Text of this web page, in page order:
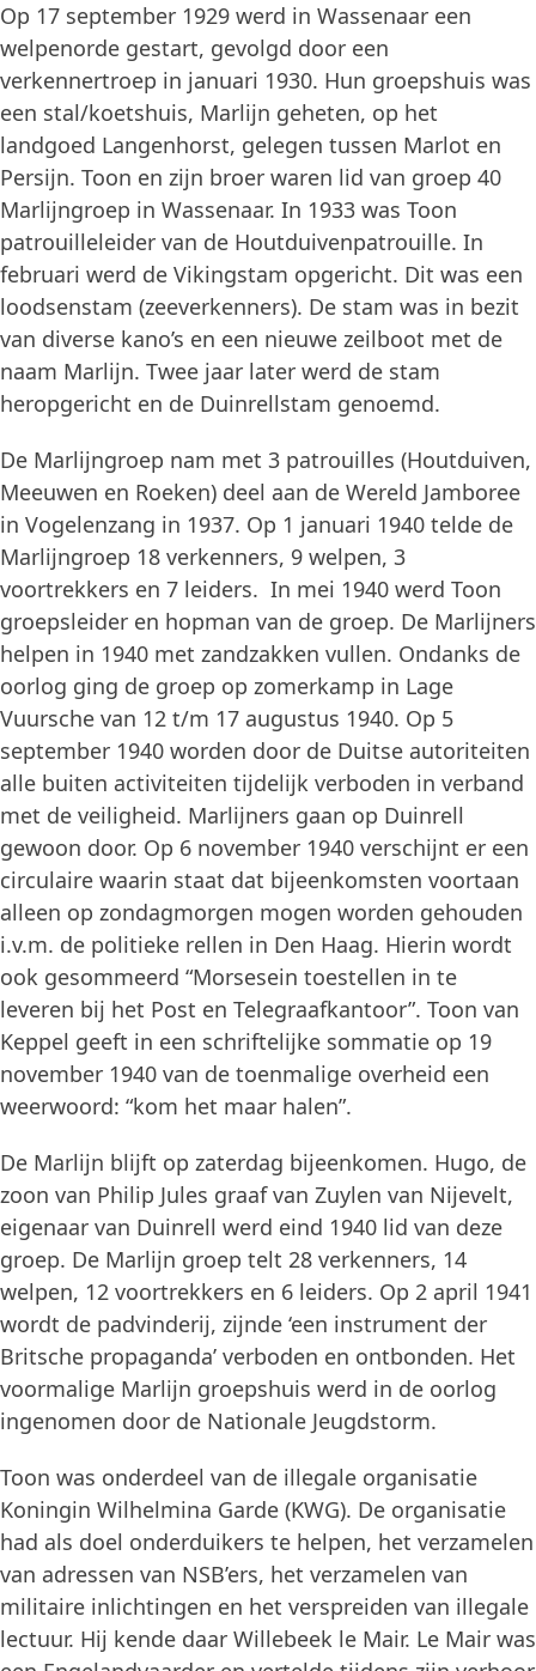
Op 17 september 1929 werd in Wassenaar een
welpenorde gestart, gevolgd door een
verkennertroep in januari 1930. Hun groepshuis was
een stal/koetshuis, Marlijn geheten, op het
landgoed Langenhorst, gelegen tussen Marlot en
Persijn. Toon en zijn broer waren lid van groep 40
Marlijngroep in Wassenaar. In 1933 was Toon
patrouilleleider van de Houtduivenpatrouille. In
februari werd de Vikingstam opgericht. Dit was een
loodsenstam (zeeverkenners). De stam was in bezit
van diverse kano’s en een nieuwe zeilboot met de
naam Marlijn. Twee jaar later werd de stam
heropgericht en de Duinrellstam genoemd.
De Marlijngroep nam met 3 patrouilles (Houtduiven,
Meeuwen en Roeken) deel aan de Wereld Jamboree
in Vogelenzang in 1937. Op 1 januari 1940 telde de
Marlijngroep 18 verkenners, 9 welpen, 3
voortrekkers en 7 leiders. In mei 1940 werd Toon
groepsleider en hopman van de groep. De Marlijners
helpen in 1940 met zandzakken vullen. Ondanks de
oorlog ging de groep op zomerkamp in Lage
Vuursche van 12 t/m 17 augustus 1940. Op 5
september 1940 worden door de Duitse autoriteiten
alle buiten activiteiten tijdelijk verboden in verband
met de veiligheid. Marlijners gaan op Duinrell
gewoon door. Op 6 november 1940 verschijnt er een
circulaire waarin staat dat bijeenkomsten voortaan
alleen op zondagmorgen mogen worden gehouden
i.v.m. de politieke rellen in Den Haag. Hierin wordt
ook gesommeerd “Morsesein toestellen in te
leveren bij het Post en Telegraafkantoor”. Toon van
Keppel geeft in een schriftelijke sommatie op 19
november 1940 van de toenmalige overheid een
weerwoord: “kom het maar halen”.
De Marlijn blijft op zaterdag bijeenkomen. Hugo, de
zoon van Philip Jules graaf van Zuylen van Nijevelt,
eigenaar van Duinrell werd eind 1940 lid van deze
groep. De Marlijn groep telt 28 verkenners, 14
welpen, 12 voortrekkers en 6 leiders. Op 2 april 1941
wordt de padvinderij, zijnde ‘een instrument der
Britsche propaganda’ verboden en ontbonden. Het
voormalige Marlijn groepshuis werd in de oorlog
ingenomen door de Nationale Jeugdstorm.
Toon was onderdeel van de illegale organisatie
Koningin Wilhelmina Garde (KWG). De organisatie
had als doel onderduikers te helpen, het verzamelen
van adressen van NSB’ers, het verzamelen van
militaire inlichtingen en het verspreiden van illegale
lectuur. Hij kende daar Willebeek le Mair. Le Mair was